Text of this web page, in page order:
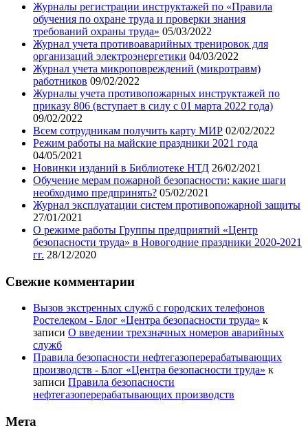
Журналы регистрации инструктажей по «Правила
обучения по охране труда и проверки знания
требований охраны труда» 05/03/2022
Журнал учета противоаварийных тренировок для
организаций электроэнергетики 04/03/2022
Журнал учета микроповреждений (микротравм)
работников 09/02/2022
Журналы учета противопожарных инструктажей по
приказу 806 (вступает в силу с 01 марта 2022 года)
09/02/2022
Всем сотрудникам получить карту МИР 02/02/2022
Режим работы на майские праздники 2021 года
04/05/2021
Новинки изданий в Библиотеке НТД 26/02/2021
Обучение мерам пожарной безопасности: какие шаги
необходимо предпринять? 05/02/2021
Журнал эксплуатации систем противопожарной защиты
27/01/2021
О режиме работы Группы предприятий «Центр
безопасности труда» в Новогодние праздники 2020-2021
гг. 28/12/2020
Свежие комментарии
Вызов экстренных служб с городских телефонов
Ростелеком - Блог «Центра безопасности труда» к
записи О введении трехзначных номеров аварийных
служб
Правила безопасности нефтегазоперерабатывающих
производств - Блог «Центра безопасности труда» к
записи Правила безопасности
нефтегазоперерабатывающих производств
Мета